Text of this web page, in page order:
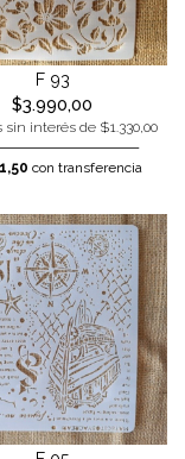
F 93
$3.990,00
sin interés de $1.330,00
con transferencia